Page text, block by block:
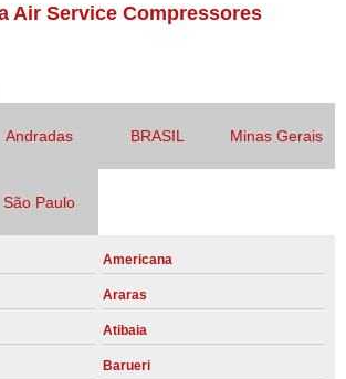
Air Service Compressores
Andradas BRASIL Minas Gerais
São Paulo
Americana
Araras
Atibaia
Barueri